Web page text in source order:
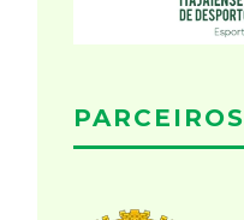
PARCEIROS